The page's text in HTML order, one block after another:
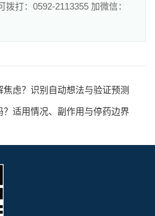
打：0592-2113355 加微信：
虑？识别自动想法与验证预测
？适用情况、副作用与停药边界